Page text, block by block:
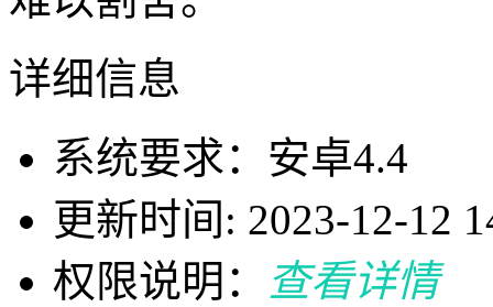
详细信息
系统要求：安卓4.4
更新时间: 2023-12-12
权限说明：
查看详情